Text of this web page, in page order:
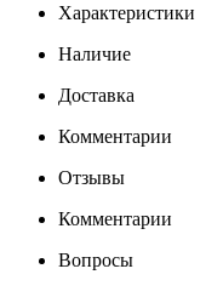
Характеристики
Наличие
Доставка
Комментарии
Отзывы
Комментарии
Вопросы